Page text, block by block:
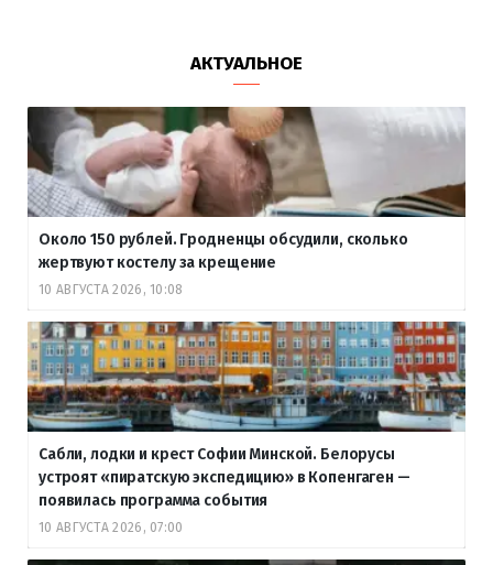
АКТУАЛЬНОЕ
Около 150 рублей. Гродненцы обсудили, сколько
жертвуют костелу за крещение
10 АВГУСТА 2026, 10:08
Сабли, лодки и крест Софии Минской. Белорусы
устроят «пиратскую экспедицию» в Копенгаген —
появилась программа события
10 АВГУСТА 2026, 07:00